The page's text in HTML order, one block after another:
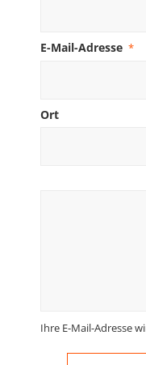
E-Mail-Adresse *
Ort
Ihre E-Mail-Adresse